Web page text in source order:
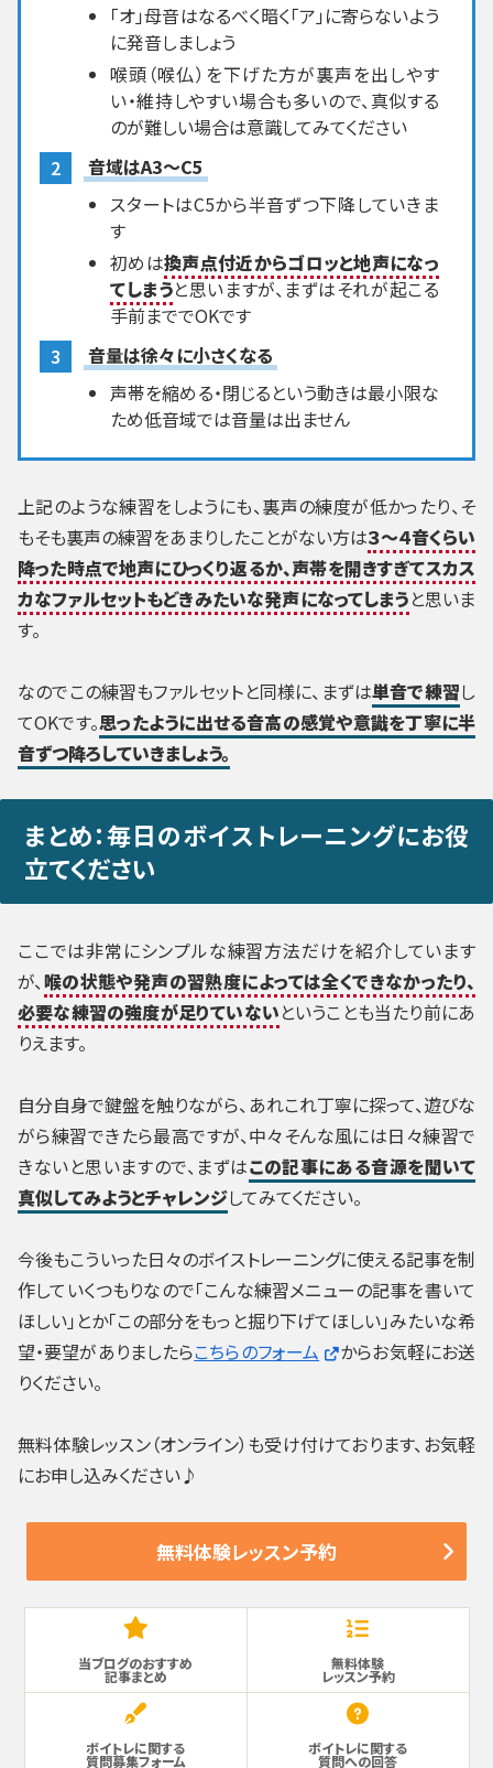
「オ」母音はなるべく暗く「ア」に寄らないよう
に発音しましょう
喉頭（喉仏）を下げた方が裏声を出しやす
い・維持しやすい場合も多いので、真似する
のが難しい場合は意識してみてください
音域はA3～C5
スタートはC5から半音ずつ下降していきま
す
初めは換声点付近からゴロッと地声になっ
てしまうと思いますが、まずはそれが起こる
手前まででOKです
音量は徐々に小さくなる
声帯を縮める・閉じるという動きは最小限な
ため低音域では音量は出ません
上記のような練習をしようにも、裏声の練度が低かったり、そ
もそも裏声の練習をあまりしたことがない方は３～４音くらい
降った時点で地声にひっくり返るか、声帯を開きすぎてスカス
カなファルセットもどきみたいな発声になってしまうと思いま
す。
なのでこの練習もファルセットと同様に、まずは単音で練習し
てOKです。思ったように出せる音高の感覚や意識を丁寧に半
音ずつ降ろしていきましょう。
まとめ：毎日のボイストレーニングにお役
立てください
ここでは非常にシンプルな練習方法だけを紹介しています
が、喉の状態や発声の習熟度によっては全くできなかったり、
必要な練習の強度が足りていないということも当たり前にあ
りえます。
自分自身で鍵盤を触りながら、あれこれ丁寧に探って、遊びな
がら練習できたら最高ですが、中々そんな風には日々練習で
きないと思いますので、まずはこの記事にある音源を聞いて
真似してみようとチャレンジしてみてください。
今後もこういった日々のボイストレーニングに使える記事を制
作していくつもりなので「こんな練習メニューの記事を書いて
ほしい」とか「この部分をもっと掘り下げてほしい」みたいな希
望・要望がありましたらこちらのフォーム
からお気軽にお送
りください。
無料体験レッスン（オンライン）も受け付けております、お気軽
にお申し込みください♪
無料体験レッスン予約
当ブログのおすすめ
記事まとめ
無料体験
レッスン予約
ボイトレに関する
質問募集フォーム
ボイトレに関する
質問への回答